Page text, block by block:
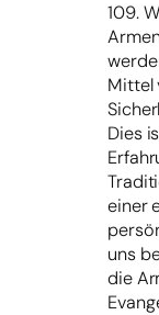
109.
Mittel
Dies
einer
uns
die